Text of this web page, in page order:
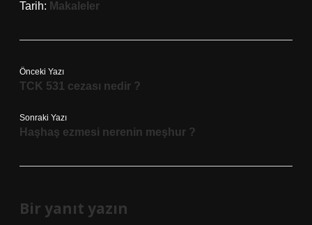
Tarih: Makaleler
Önceki Yazı
TCK 531 cezası nedir ?
Sonraki Yazı
Haşhaş ezmesi nerenin meşhur ?
Bir yanıt yazın